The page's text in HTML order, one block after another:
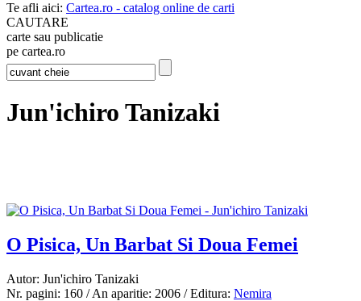
Te afli aici: Cartea.ro - catalog online de carti
CAUTARE
carte sau publicatie
pe cartea.ro
Jun'ichiro Tanizaki
O Pisica, Un Barbat Si Doua Femei
Autor: Jun'ichiro Tanizaki
Nr. pagini: 160 / An aparitie: 2006 / Editura: Nemira